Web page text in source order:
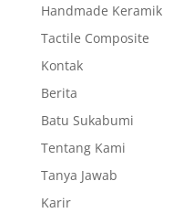
Handmade Keramik
Tactile Composite
Kontak
Berita
Batu Sukabumi
Tentang Kami
Tanya Jawab
Karir